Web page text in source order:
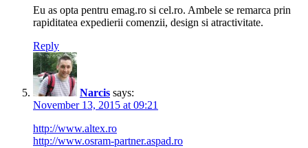
Eu as opta pentru emag.ro si cel.ro. Ambele se remarca prin
rapiditatea expedierii comenzii, design si atractivitate.
Reply
Narcis says:
November 13, 2015 at 09:21
http://www.altex.ro
http://www.osram-partner.aspad.ro